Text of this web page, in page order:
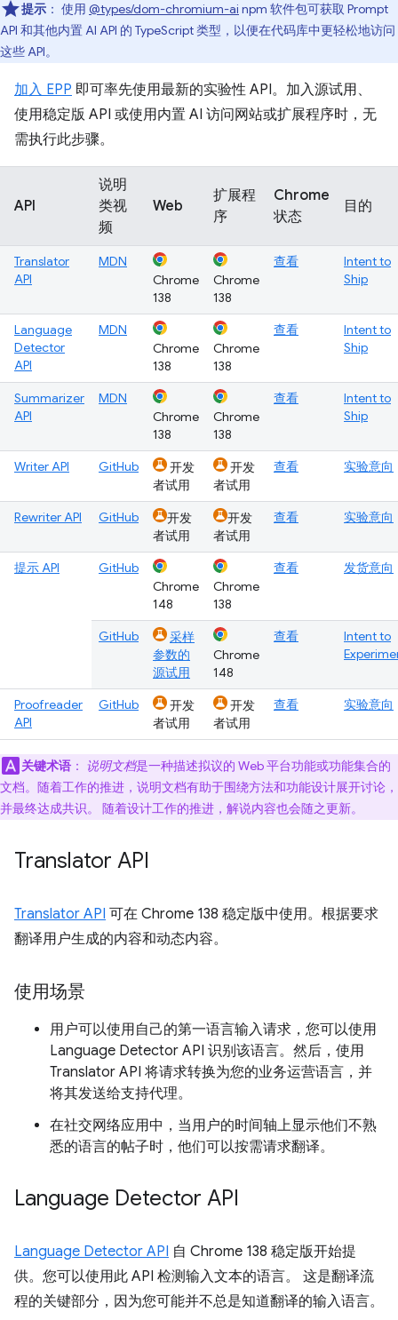
提示 ： 使用 @types/dom-chromium-ai npm 软件包可获取 Prompt
API 和其他内置 AI API 的 TypeScript 类型，以便在代码库中更轻松地访问
这些 API。
加入 EPP 即可率先使用最新的实验性 API。加入源试用、
使用稳定版 API 或使用内置 AI 访问网站或扩展程序时，无
需执行此步骤。
API
说明
类视
频
Web
扩展程
序
Chrome
状态
目的
Translator
API
MDN
Chrome
138
Chrome
138
查看
Intent to
Ship
Language
Detector
API
MDN
Chrome
138
Chrome
138
查看
Intent to
Ship
Summarizer
API
MDN
Chrome
138
Chrome
138
查看
Intent to
Ship
Writer API GitHub
开发
者试用
开发
者试用
查看 实验意向
Rewriter API GitHub
开发
者试用
开发
者试用
查看 实验意向
提示 API
GitHub
Chrome
148
Chrome
138
查看 发货意向
GitHub
采样
参数的
源试用
Chrome
148
查看
Intent to
Proofreader
API
GitHub
开发
者试用
开发
者试用
查看 实验意向
关键术语 ： 说明文档是一种描述拟议的 Web 平台功能或功能集合的
文档。随着工作的推进，说明文档有助于围绕方法和功能设计展开讨论，
并最终达成共识。 随着设计工作的推进，解说内容也会随之更新。
Translator API
Translator API 可在 Chrome 138 稳定版中使用。根据要求
翻译用户生成的内容和动态内容。
使用场景
用户可以使用自己的第一语言输入请求，您可以使用
Language Detector API 识别该语言。然后，使用
Translator API 将请求转换为您的业务运营语言，并
将其发送给支持代理。
在社交网络应用中，当用户的时间轴上显示他们不熟
悉的语言的帖子时，他们可以按需请求翻译。
Language Detector API
Language Detector API 自 Chrome 138 稳定版开始提
供。您可以使用此 API 检测输入文本的语言。 这是翻译流
程的关键部分，因为您可能并不总是知道翻译的输入语言。